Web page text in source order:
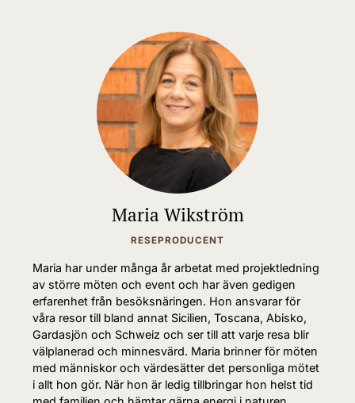
Maria Wikström
RESEPRODUCENT
Maria har under många år arbetat med projektledning
av större möten och event och har även gedigen
erfarenhet från besöksnäringen. Hon ansvarar för
våra resor till bland annat Sicilien, Toscana, Abisko,
Gardasjön och Schweiz och ser till att varje resa blir
välplanerad och minnesvärd. Maria brinner för möten
med människor och värdesätter det personliga mötet
i allt hon gör. När hon är ledig tillbringar hon helst tid